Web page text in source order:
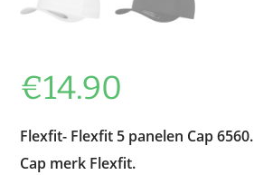
€14.90
Flexfit- Flexfit 5 panelen Cap 6560.
Cap merk Flexfit.